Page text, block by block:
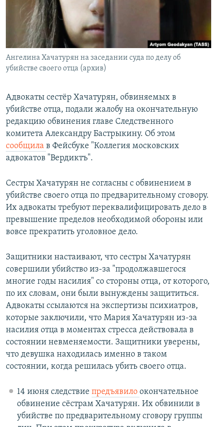
Հայերեն
English
Ангелина Хачатурян на заседании суда по делу об
убийстве своего отца (архив)
Адвокаты сестёр Хачатурян, обвиняемых в
убийстве отца, подали жалобу на окончательную
редакцию обвинения главе Следственного
комитета Александру Бастрыкину. Об этом
сообщила в Фейсбуке "Коллегия московских
адвокатов "Вердиктъ".
Сестры Хачатурян не согласны с обвинением в
убийстве своего отца по предварительному сговору.
Их адвокаты требуют переквалифицировать дело в
превышение пределов необходимой обороны или
вовсе прекратить уголовное дело.
Защитники настаивают, что сестры Хачатурян
совершили убийство из-за "продолжавшегося
многие годы насилия" со стороны отца, от которого,
по их словам, они были вынуждены защититься.
Адвокаты ссылаются на экспертизы психиатров,
которые заключили, что Мария Хачатурян из-за
насилия отца в моментах стресса действовала в
состоянии невменяемости. Защитники уверены,
что девушка находилась именно в таком
состоянии, когда решилась убить своего отца.
14 июня следствие предъявило окончательное
обвинение сёстрам Хачатурян. Их обвинили в
убийстве по предварительному сговору группы